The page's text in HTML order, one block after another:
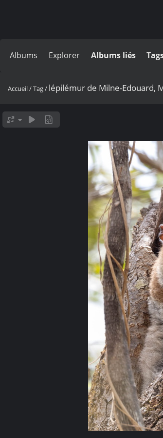
Albums Explorer Albums liés
Accueil/Tag/ lépilémur de Milne-Edouard,